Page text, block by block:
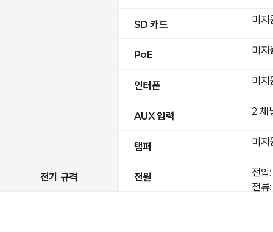
SD 카드
PoE
인터폰
AUX 입력
탬퍼
전기 규격 전원
미지
미지
미지
2 채
미지
전압
전류